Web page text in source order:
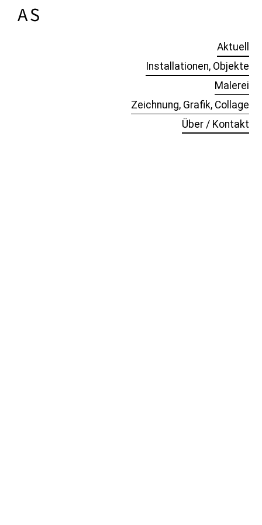
ANTJE
S
Aktuell
Installationen, Objekte
Malerei
Zeichnung, Grafik, Collage
Über / Kontakt